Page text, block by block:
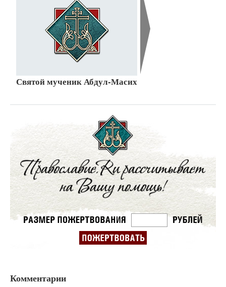
Святой мученик Абдул-Масих
Комментарии